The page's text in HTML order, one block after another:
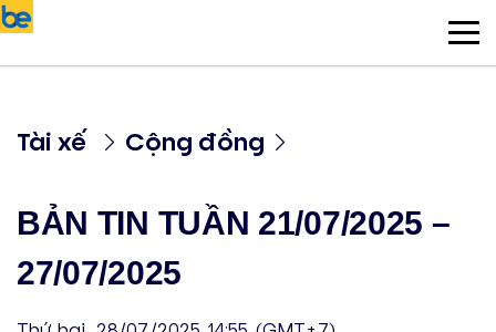
Tài xế Cộng đồng
BẢN TIN TUẦN 21/07/2025 –
27/07/2025